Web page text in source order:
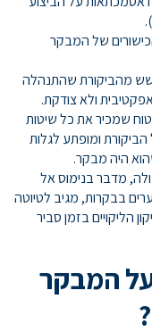
של המבקר
מהביקורת שהתנהלה
שמכיר את כל שיטות
ומופתע לגלות
היה מבקר.
מדבר בנימוס אל
בבקרות, מגיב לטיוטה
הליקויים בזמן סביר
המבקר